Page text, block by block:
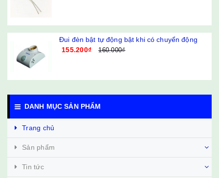
Đui đèn bật tự động bật khi có chuyển động
155.200₫
160.000₫
DANH MỤC SẢN PHẨM
Trang chủ
Sản phẩm
Tin tức